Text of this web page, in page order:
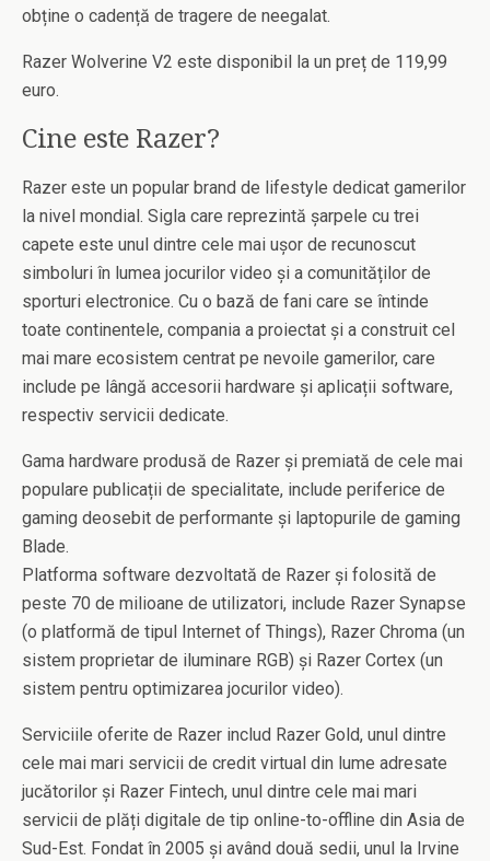
obține o cadență de tragere de neegalat.
Razer Wolverine V2 este disponibil la un preț de 119,99
euro.
Cine este Razer?
Razer este un popular brand de lifestyle dedicat gamerilor
la nivel mondial. Sigla care reprezintă șarpele cu trei
capete este unul dintre cele mai ușor de recunoscut
simboluri în lumea jocurilor video și a comunităților de
sporturi electronice. Cu o bază de fani care se întinde
toate continentele, compania a proiectat și a construit cel
mai mare ecosistem centrat pe nevoile gamerilor, care
include pe lângă accesorii hardware și aplicații software,
respectiv servicii dedicate.
Gama hardware produsă de Razer și premiată de cele mai
populare publicații de specialitate, include periferice de
gaming deosebit de performante și laptopurile de gaming
Blade.
Platforma software dezvoltată de Razer și folosită de
peste 70 de milioane de utilizatori, include Razer Synapse
(o platformă de tipul Internet of Things), Razer Chroma (un
sistem proprietar de iluminare RGB) și Razer Cortex (un
sistem pentru optimizarea jocurilor video).
Serviciile oferite de Razer includ Razer Gold, unul dintre
cele mai mari servicii de credit virtual din lume adresate
jucătorilor și Razer Fintech, unul dintre cele mai mari
servicii de plăți digitale de tip online-to-offline din Asia de
Sud-Est. Fondat în 2005 și având două sedii, unul la Irvine